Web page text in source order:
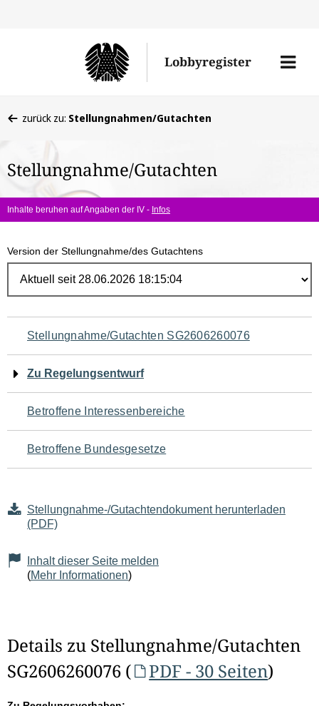
Lobbyregister
Menü
befinden
hier:
zurück zu: Stellungnahmen/Gutachten
Stellungnahme/Gutachten
Inhalte beruhen auf Angaben der IV - Infos
Version der Stellungnahme/des Gutachtens
Navigation
für
den
Seiteninhalt
Stellungnahme/Gutachten SG2606260076
Zu Regelungsentwurf
Betroffene Interessenbereiche
Betroffene Bundesgesetze
Stellungnahme-/Gutachtendokument herunterladen
(PDF)
Inhalt dieser Seite melden
(Mehr Informationen)
Details zu Stellungnahme/Gutachten
SG2606260076 (
PDF - 30 Seiten)